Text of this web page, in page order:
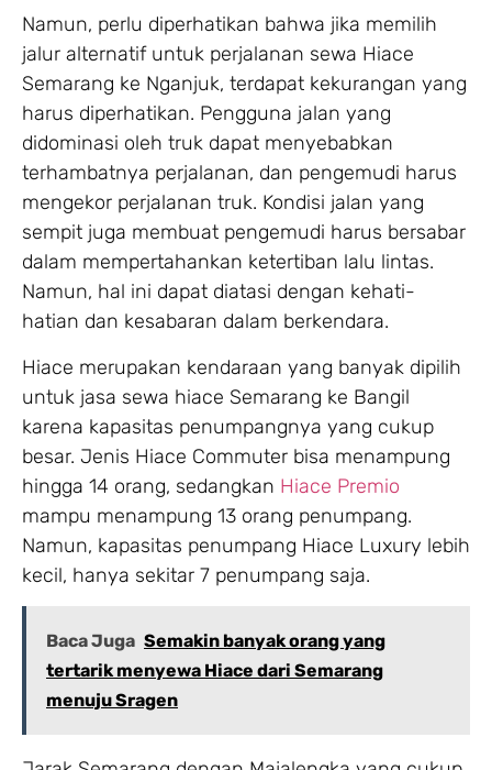
Namun, perlu diperhatikan bahwa jika memilih
jalur alternatif untuk perjalanan sewa Hiace
Semarang ke Nganjuk, terdapat kekurangan yang
harus diperhatikan. Pengguna jalan yang
didominasi oleh truk dapat menyebabkan
terhambatnya perjalanan, dan pengemudi harus
mengekor perjalanan truk. Kondisi jalan yang
sempit juga membuat pengemudi harus bersabar
dalam mempertahankan ketertiban lalu lintas.
Namun, hal ini dapat diatasi dengan kehati-
hatian dan kesabaran dalam berkendara.
Hiace merupakan kendaraan yang banyak dipilih
untuk jasa sewa hiace Semarang ke Bangil
karena kapasitas penumpangnya yang cukup
besar. Jenis Hiace Commuter bisa menampung
hingga 14 orang, sedangkan Hiace Premio
mampu menampung 13 orang penumpang.
Namun, kapasitas penumpang Hiace Luxury lebih
kecil, hanya sekitar 7 penumpang saja.
Baca Juga Semakin banyak orang yang
tertarik menyewa Hiace dari Semarang
menuju Sragen